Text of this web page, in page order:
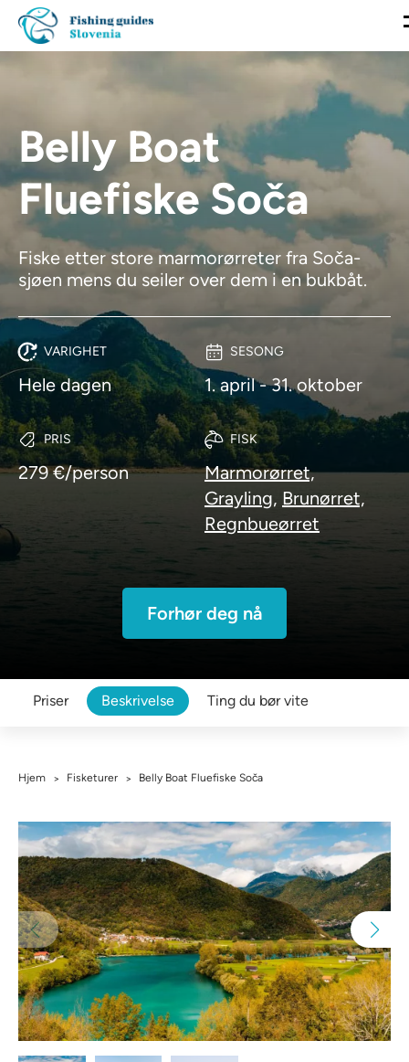
Belly Boat
Fluefiske Soča
Fiske etter store marmorørreter fra Soča-
sjøen mens du seiler over dem i en bukbåt.
VARIGHET
Hele dagen
SESONG
1. april - 31. oktober
PRIS
279 €/person
FISK
Marmorørret,
Grayling, Brunørret,
Regnbueørret
Forhør deg nå
Priser Beskrivelse Ting du bør vite
Hjem > Fisketurer > Belly Boat Fluefiske Soča